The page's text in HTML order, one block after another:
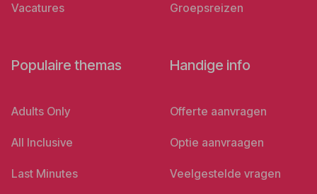
Vacatures Groepsreizen
Populaire themas
Adults Only
All Inclusive
Last Minutes
Handige info
Offerte aanvragen
Optie aanvraagen
Veelgestelde vragen